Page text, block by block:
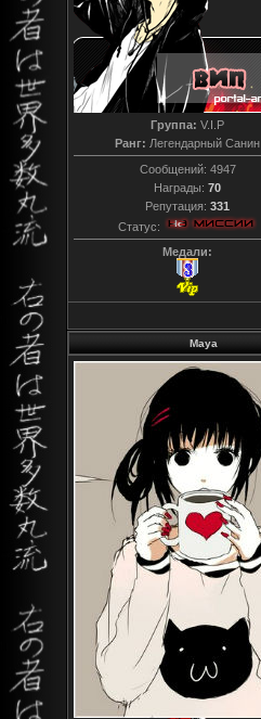
Группа: V.I.P
Ранг: Легендарный Санин
Сообщений: 4947
Награды: 70
Репутация: 331
Статус:
Медали:
Maya